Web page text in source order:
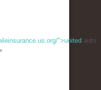
">united auto